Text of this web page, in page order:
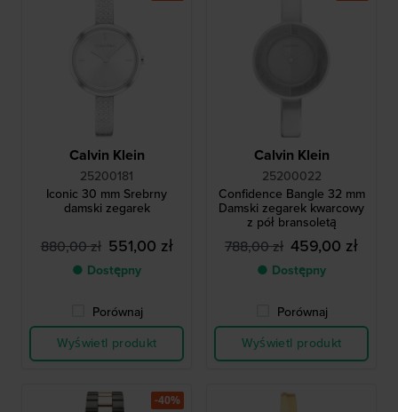
Calvin Klein
25200181
Iconic 30 mm Srebrny
damski zegarek
880,00 zł 551,00 zł
● Dostępny
Porównaj
Wyświetl produkt
Calvin Klein
25200022
Confidence Bangle 32 mm
Damski zegarek kwarcowy
z pół bransoletą
788,00 zł 459,00 zł
● Dostępny
Porównaj
Wyświetl produkt
-40%